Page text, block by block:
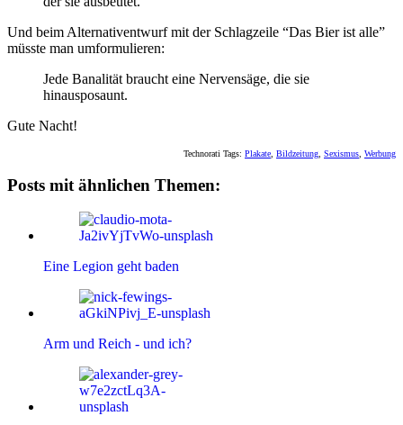
Und beim Alternativentwurf mit der Schlagzeile “Das Bier ist alle”
müsste man umformulieren:
Jede Banalität braucht eine Nervensäge, die sie
hinausposaunt.
Gute Nacht!
Technorati Tags: Plakate Bildzeitung Sexismus Werbung
Posts mit ähnlichen Themen:
Eine Legion geht baden
Arm und Reich - und ich?